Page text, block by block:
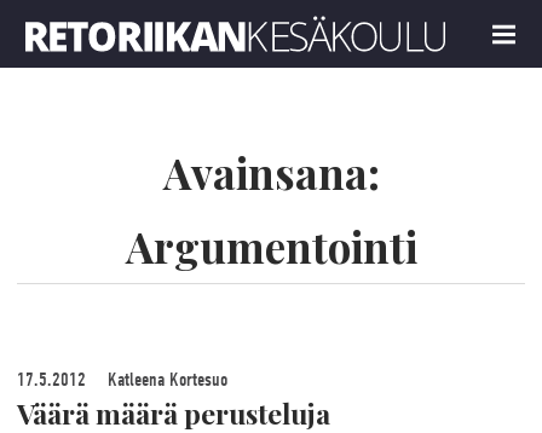
MENU
Avainsana:
Argumentointi
17.5.2012 Katleena Kortesuo
Väärä määrä perusteluja